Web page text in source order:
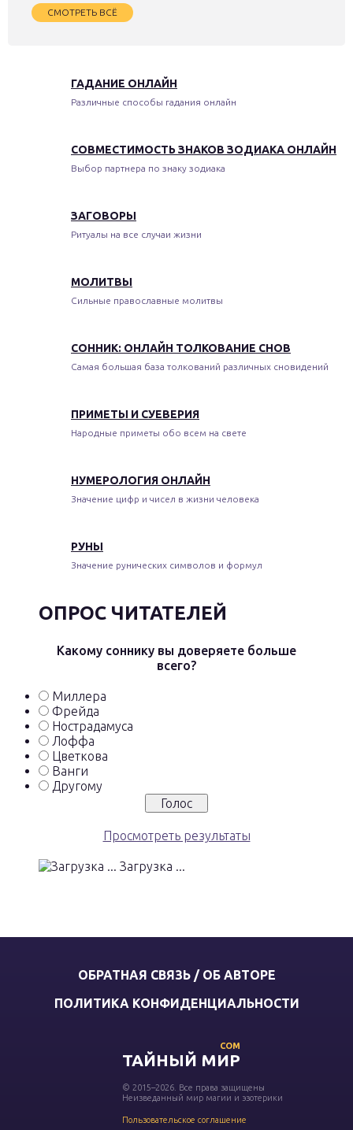
СМОТРЕТЬ ВСЁ
ГАДАНИЕ ОНЛАЙН
Различные способы гадания онлайн
СОВМЕСТИМОСТЬ ЗНАКОВ ЗОДИАКА ОНЛАЙН
Выбор партнера по знаку зодиака
ЗАГОВОРЫ
Ритуалы на все случаи жизни
МОЛИТВЫ
Сильные православные молитвы
СОННИК: ОНЛАЙН ТОЛКОВАНИЕ СНОВ
Самая большая база толкований различных сновидений
ПРИМЕТЫ И СУЕВЕРИЯ
Народные приметы обо всем на свете
НУМЕРОЛОГИЯ ОНЛАЙН
Значение цифр и чисел в жизни человека
РУНЫ
Значение рунических символов и формул
ОПРОС ЧИТАТЕЛЕЙ
Какому соннику вы доверяете больше
всего?
Миллера
Фрейда
Нострадамуса
Лоффа
Цветкова
Ванги
Другому
Просмотреть результаты
Загрузка ...
ОБРАТНАЯ СВЯЗЬ / ОБ АВТОРЕ
ПОЛИТИКА КОНФИДЕНЦИАЛЬНОСТИ
ТАЙНЫЙ МИР
COM
© 2015–2026. Все права защищены
Неизведанный мир магии и эзотерики
Пользовательское соглашение